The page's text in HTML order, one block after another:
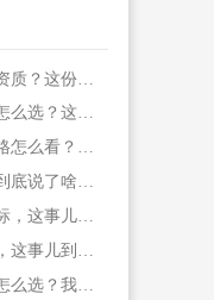
化工厂房拆除需要什么资质？这份清单施工单位必须拿全
贵阳化工厂拆除施工队怎么选？这几个坑千万别踩
衢州化工厂拆除报价表格怎么看？我踩过的坑全告诉你
清流县化工厂拆除公告到底说了啥？一文帮你理清楚
武侯化工厂报废拆除招标，这事儿到底值不值得干？
嘉兴南湖区化工厂拆除，这事儿到底怎么干才安全？
兴化工厂拆除回收公司怎么选？我踩过的坑和总结的经验